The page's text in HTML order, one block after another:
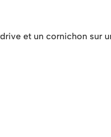
et un cornichon sur